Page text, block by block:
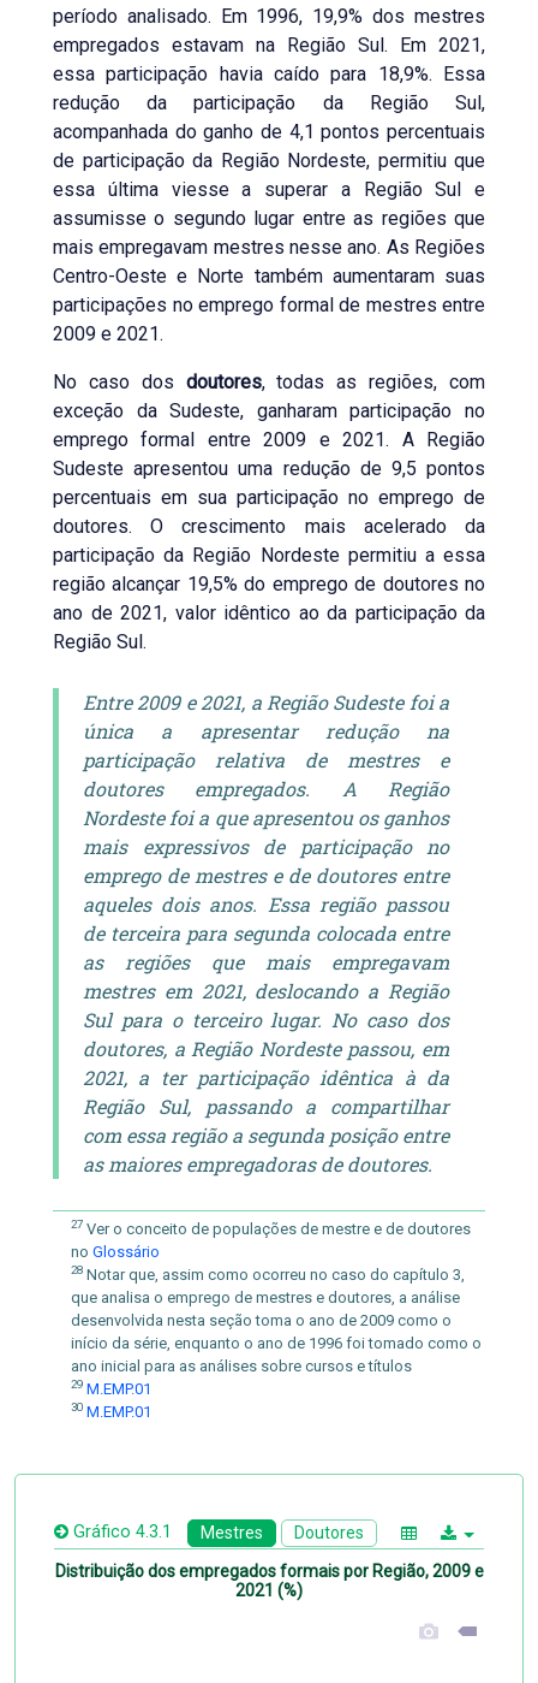
período analisado. Em 1996, 19,9% dos mestres
empregados estavam na Região Sul. Em 2021,
essa participação havia caído para 18,9%. Essa
redução da participação da Região Sul,
acompanhada do ganho de 4,1 pontos percentuais
de participação da Região Nordeste, permitiu que
essa última viesse a superar a Região Sul e
assumisse o segundo lugar entre as regiões que
mais empregavam mestres nesse ano. As Regiões
Centro-Oeste e Norte também aumentaram suas
participações no emprego formal de mestres entre
2009 e 2021.
No caso dos doutores, todas as regiões, com
exceção da Sudeste, ganharam participação no
emprego formal entre 2009 e 2021. A Região
Sudeste apresentou uma redução de 9,5 pontos
percentuais em sua participação no emprego de
doutores. O crescimento mais acelerado da
participação da Região Nordeste permitiu a essa
região alcançar 19,5% do emprego de doutores no
ano de 2021, valor idêntico ao da participação da
Região Sul.
Entre 2009 e 2021, a Região Sudeste foi a
única a apresentar redução na
participação relativa de mestres e
doutores empregados. A Região
Nordeste foi a que apresentou os ganhos
mais expressivos de participação no
emprego de mestres e de doutores entre
aqueles dois anos. Essa região passou
de terceira para segunda colocada entre
as regiões que mais empregavam
mestres em 2021, deslocando a Região
Sul para o terceiro lugar. No caso dos
doutores, a Região Nordeste passou, em
2021, a ter participação idêntica à da
Região Sul, passando a compartilhar
com essa região a segunda posição entre
as maiores empregadoras de doutores.
27 Ver o conceito de populações de mestre e de doutores
no Glossário
28 Notar que, assim como ocorreu no caso do capítulo 3,
que analisa o emprego de mestres e doutores, a análise
desenvolvida nesta seção toma o ano de 2009 como o
início da série, enquanto o ano de 1996 foi tomado como o
ano inicial para as análises sobre cursos e títulos
29 M.EMP.01
30 M.EMP.01
Gráfico 4.3.1 Mestres Doutores
Distribuição dos empregados formais por Região, 2009 e
2021 (%)